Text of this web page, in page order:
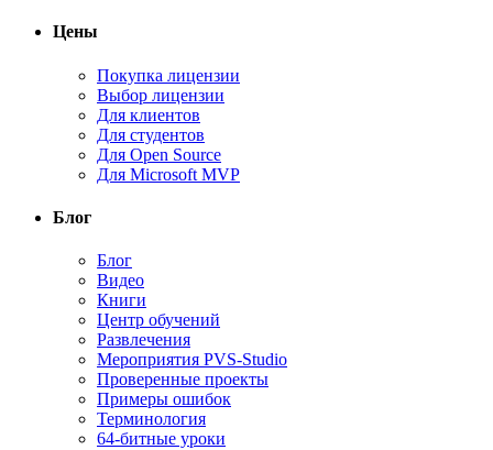
Цены
Покупка лицензии
Выбор лицензии
Для клиентов
Для студентов
Для Open Source
Для Microsoft MVP
Блог
Блог
Видео
Книги
Центр обучений
Развлечения
Мероприятия PVS-Studio
Проверенные проекты
Примеры ошибок
Терминология
64-битные уроки